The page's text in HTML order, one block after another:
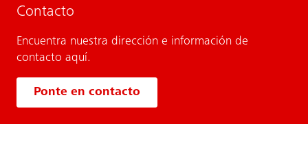
Contacto
Encuentra nuestra dirección e información de
contacto aquí.
Ponte en contacto